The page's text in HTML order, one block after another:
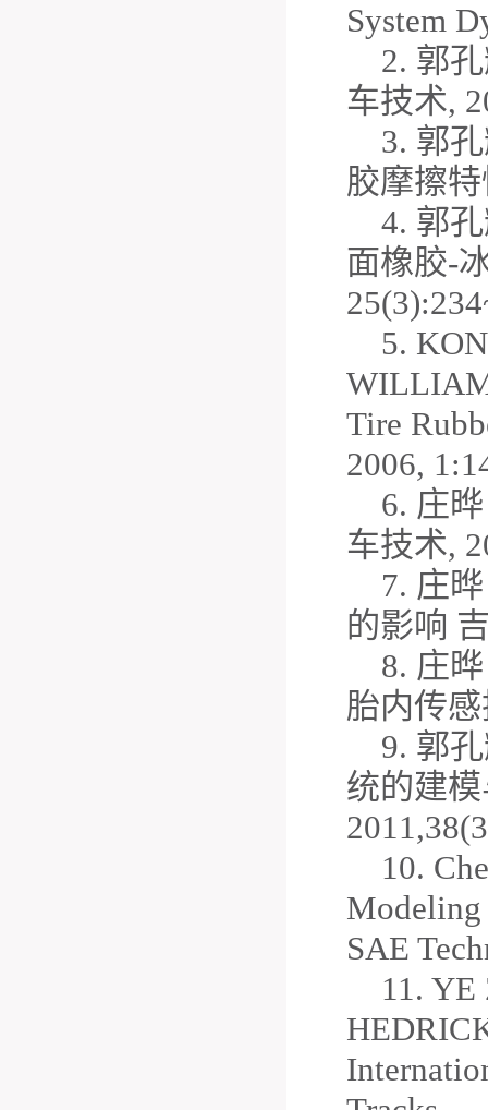
System
2. 郭
车技术,
3. 郭
胶摩擦
4. 郭
面橡胶-
5.
Tire
2006,
6. 庄
车技术,
7. 庄
的影响
8. 庄
胎内传
9. 郭
统的建
10.
Modeling
SAE
11.